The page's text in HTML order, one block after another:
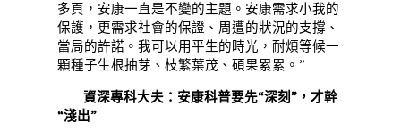
多頁，安康一直是不變的主題。安康需求小我的
保護，更需求社會的保證、周遭的狀況的支撐、
當局的許諾。我可以用平生的時光，耐煩等候一
顆種子生根抽芽、枝繁葉茂、碩果累累。”
資深專科大夫：安康科普要先“深刻”，才幹
“淺出”